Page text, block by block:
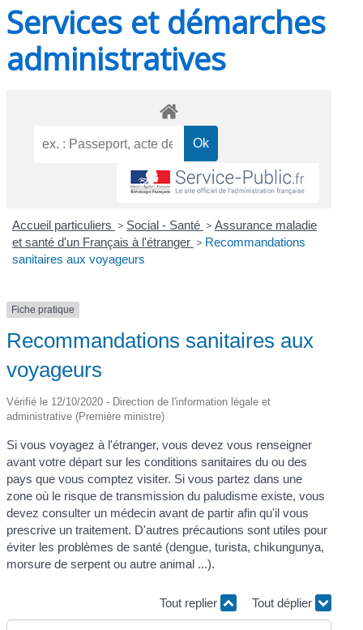
Services et démarches
administratives
Accueil particuliers > Social - Santé > Assurance maladie
et santé d'un Français à l'étranger > Recommandations
sanitaires aux voyageurs
Fiche pratique
Recommandations sanitaires aux
voyageurs
Vérifié le 12/10/2020 - Direction de l'information légale et
administrative (Première ministre)
Si vous voyagez à l'étranger, vous devez vous renseigner
avant votre départ sur les conditions sanitaires du ou des
pays que vous comptez visiter. Si vous partez dans une
zone où le risque de transmission du paludisme existe, vous
devez consulter un médecin avant de partir afin qu'il vous
prescrive un traitement. D'autres précautions sont utiles pour
éviter les problèmes de santé (dengue, turista, chikungunya,
morsure de serpent ou autre animal ...).
Tout replier Tout déplier